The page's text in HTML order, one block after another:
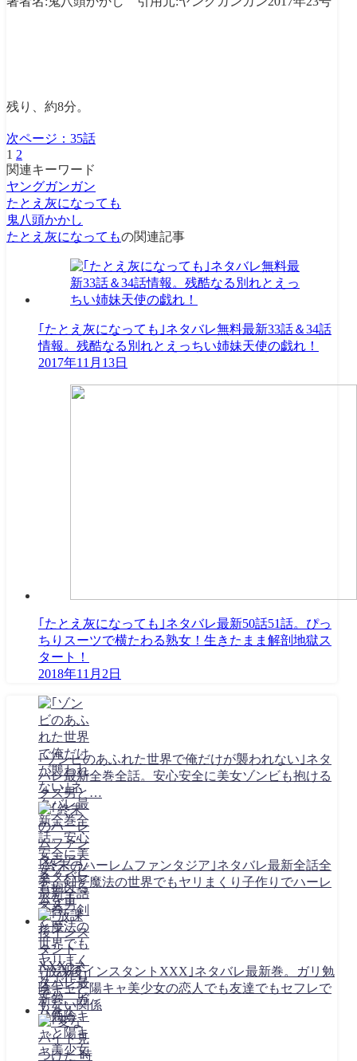
残り、約8分。
次ページ： 35話
1 2
関連キーワード
ヤングガンガン
たとえ灰になっても
鬼八頭かかし
たとえ灰になってもの関連記事
｢たとえ灰になっても｣ネタバレ無料最新33話＆34話
情報。残酷なる別れとえっちい姉妹天使の戯れ！
2017年11月13日
｢たとえ灰になっても｣ネタバレ最新50話51話。ぴっ
ちりスーツで横たわる熟女！生きたまま解剖地獄ス
タート！
2018年11月2日
｢ゾンビのあふれた世界で俺だけが襲われない｣ネタ
バレ最新全巻全話。安心安全に美女ゾンビも抱ける
クズ男と…
｢終末のハーレムファンタジア｣ネタバレ最新全話全
巻。剣と魔法の世界でもヤリまくり子作りでハーレ
ムを！
｢放課後インスタントXXX｣ネタバレ最新巻。ガリ勉
陰キャと陽キャ美少女の恋人でも友達でもセフレで
もない関係